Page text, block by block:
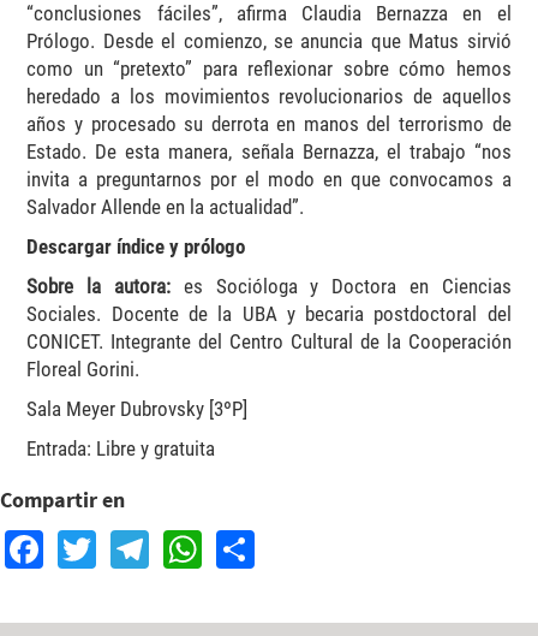
“conclusiones fáciles”, afirma Claudia Bernazza en el
Prólogo. Desde el comienzo, se anuncia que Matus sirvió
como un “pretexto” para reflexionar sobre cómo hemos
heredado a los movimientos revolucionarios de aquellos
años y procesado su derrota en manos del terrorismo de
Estado. De esta manera, señala Bernazza, el trabajo “nos
invita a preguntarnos por el modo en que convocamos a
Salvador Allende en la actualidad”.
Descargar índice y prólogo
Sobre la autora: es Socióloga y Doctora en Ciencias
Sociales. Docente de la UBA y becaria postdoctoral del
CONICET. Integrante del Centro Cultural de la Cooperación
Floreal Gorini.
Sala Meyer Dubrovsky [3ºP]
Entrada: Libre y gratuita
Compartir en
Facebook
TwitterTelegram
WhatsApp